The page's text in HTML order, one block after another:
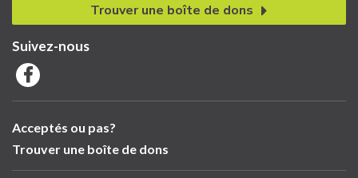
Acceptés ou pas?
Trouver une boîte de dons
Trouver une boîte de dons
Suivez-nous